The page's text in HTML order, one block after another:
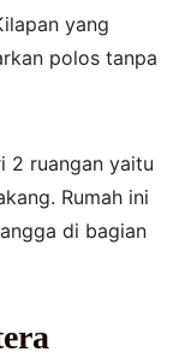
yang
polos tanpa
2 ruangan yaitu
Rumah ini
di bagian